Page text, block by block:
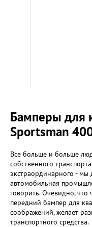
Бамперы для
Sportsman
Все больше и больше
собственного
экстраординарного - мы
автомобильная
говорить. Очевидно, что
передний бампер для
соображений, желает
транспортного средства.